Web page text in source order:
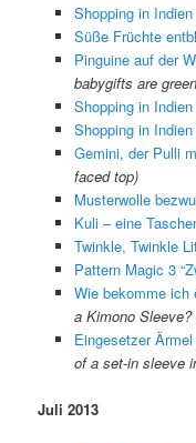
Shopping in
Süße Früchte
Pinguine auf der
babygifts are
Shopping in
Shopping in
Gemini, der Pulli
faced top)
Musterwolle
Kuli – eine
Twinkle, Twinkle
Pattern Magic 3
Wie bekomme ich
a Kimono Sleeve?
Eingesetzer
of a set-in sleeve
Juli 2013